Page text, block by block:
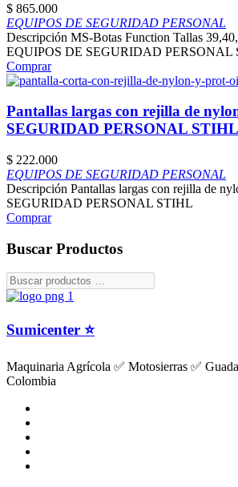
$ 865.000
EQUIPOS DE SEGURIDAD PERSONAL
Descripción MS-Botas Function Tallas
EQUIPOS DE SEGURIDAD PERSONAL
Comprar
Pantallas largas con rejilla de
SEGURIDAD PERSONAL STIHL
$ 222.000
EQUIPOS DE SEGURIDAD PERSONAL
Descripción Pantallas largas con rejilla de
SEGURIDAD PERSONAL STIHL
Comprar
Buscar Productos
Sumicenter ⭐
Maquinaria Agrícola ✅ Motosierras ✅
Colombia